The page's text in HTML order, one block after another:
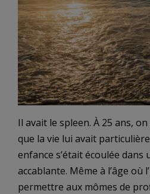
Il avait le spleen. À 25 ans,
que la vie lui avait
enfance s’était écoulée dans
accablante. Même à l’âge où
permettre aux mômes de